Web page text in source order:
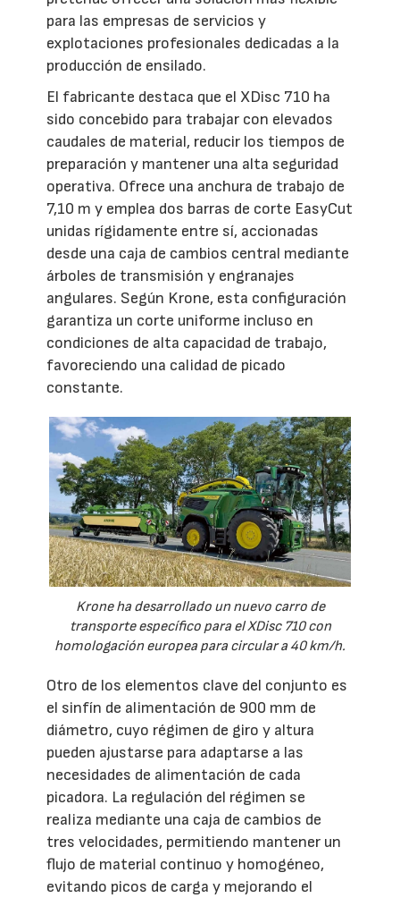
para las empresas de servicios y
explotaciones profesionales dedicadas a la
producción de ensilado.
El fabricante destaca que el XDisc 710 ha
sido concebido para trabajar con elevados
caudales de material, reducir los tiempos de
preparación y mantener una alta seguridad
operativa. Ofrece una anchura de trabajo de
7,10 m y emplea dos barras de corte EasyCut
unidas rígidamente entre sí, accionadas
desde una caja de cambios central mediante
árboles de transmisión y engranajes
angulares. Según Krone, esta configuración
garantiza un corte uniforme incluso en
condiciones de alta capacidad de trabajo,
favoreciendo una calidad de picado
constante.
Krone ha desarrollado un nuevo carro de
transporte específico para el XDisc 710 con
homologación europea para circular a 40 km/h.
Otro de los elementos clave del conjunto es
el sinfín de alimentación de 900 mm de
diámetro, cuyo régimen de giro y altura
pueden ajustarse para adaptarse a las
necesidades de alimentación de cada
picadora. La regulación del régimen se
realiza mediante una caja de cambios de
tres velocidades, permitiendo mantener un
flujo de material continuo y homogéneo,
evitando picos de carga y mejorando el